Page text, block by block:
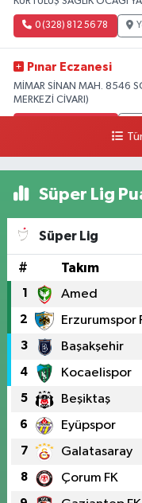
0 (328) 812 56 78
Pınar Eczanesi
MİMAR SİNAN MAH. 8546
MERKEZİ CİVARI)
Süper Lig
Süper Lig
# Takım
1 Amed
2 Erzurumspor
3 Başakşehir
4 Kocaelispor
5 Beşiktaş
6 Eyüpspor
7 Galatasaray
8 Çorum FK